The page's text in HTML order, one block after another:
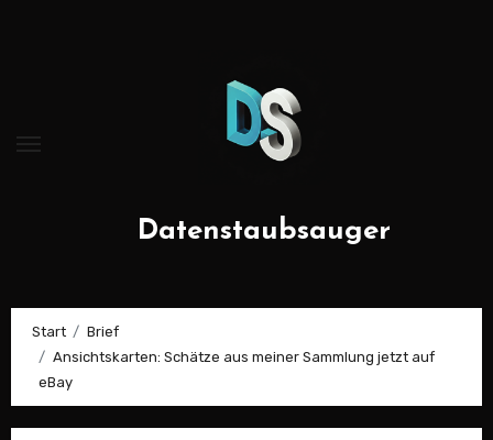
Datenstaubsauger
Start
Brief
Ansichtskarten: Schätze aus meiner Sammlung jetzt auf
eBay